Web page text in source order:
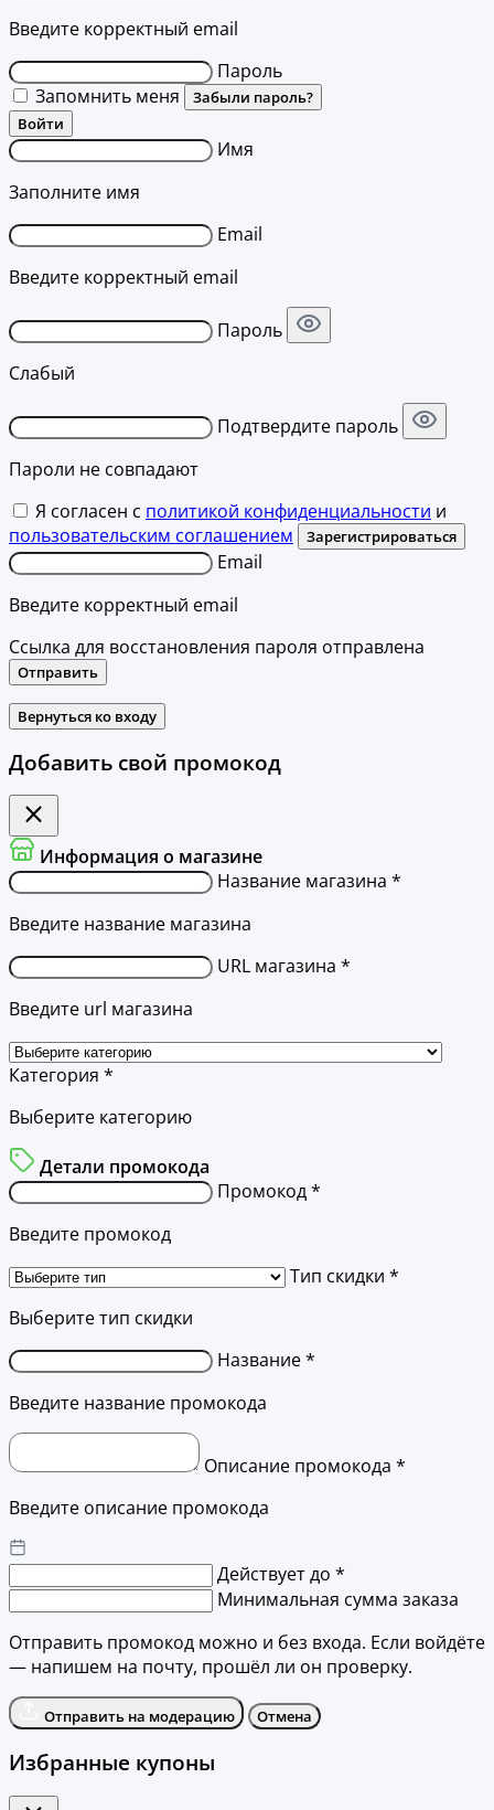
Введите корректный email
Пароль
Запомнить меня
Забыли пароль?
Войти
Имя
Заполните имя
Email
Введите корректный email
Пароль
Слабый
Подтвердите пароль
Пароли не совпадают
Я согласен с политикой конфиденциальности и
пользовательским соглашением
Зарегистрироваться
Email
Введите корректный email
Ссылка для восстановления пароля отправлена
Отправить
Вернуться ко входу
Добавить свой промокод
Информация о магазине
Название магазина *
Введите название магазина
URL магазина *
Введите url магазина
Категория *
Выберите категорию
Детали промокода
Промокод *
Введите промокод
Тип скидки *
Выберите тип скидки
Название *
Введите название промокода
Описание промокода *
Введите описание промокода
Действует до *
Минимальная сумма заказа
Отправить промокод можно и без входа. Если войдёте
— напишем на почту, прошёл ли он проверку.
Отправить на модерацию Отмена
Избранные купоны